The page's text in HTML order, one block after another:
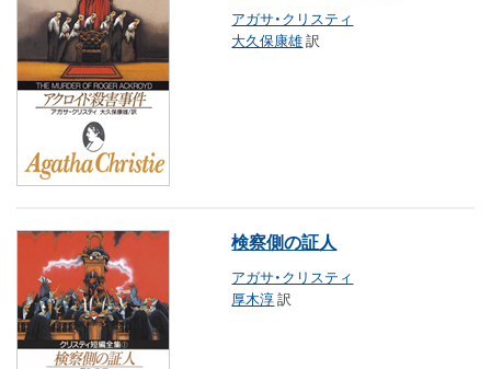
アガサ・クリスティ
大久保康雄訳
検察側の証人
アガサ・クリスティ
厚木淳訳